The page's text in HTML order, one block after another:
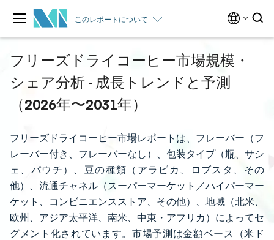
このレポートについて
フリーズドライコーヒー市場規模・
シェア分析 - 成長トレンドと予測
（2026年〜2031年）
フリーズドライコーヒー市場レポートは、フレーバー（フ
レーバー付き、フレーバーなし）、包装タイプ（瓶、サシ
ェ、パウチ）、豆の種類（アラビカ、ロブスタ、その
他）、流通チャネル（スーパーマーケット／ハイパーマー
ケット、コンビニエンスストア、その他）、地域（北米、
欧州、アジア太平洋、南米、中東・アフリカ）によってセ
グメント化されています。市場予測は金額ベース（米ド